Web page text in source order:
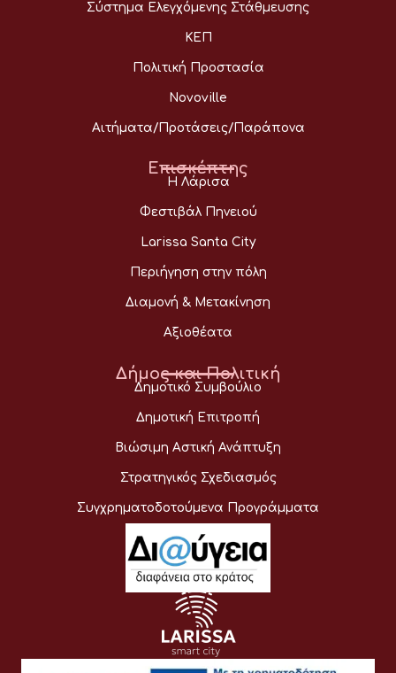
Σύστημα Ελεγχόμενης Στάθμευσης
ΚΕΠ
Πολιτική Προστασία
Novoville
Αιτήματα/Προτάσεις/Παράπονα
Επισκέπτης
Η Λάρισα
Φεστιβάλ Πηνειού
Larissa Santa City
Περιήγηση στην πόλη
Διαμονή & Μετακίνηση
Αξιοθέατα
Δήμος και Πολιτική
Δημοτικό Συμβούλιο
Δημοτική Επιτροπή
Βιώσιμη Αστική Ανάπτυξη
Στρατηγικός Σχεδιασμός
Συγχρηματοδοτούμενα Προγράμματα